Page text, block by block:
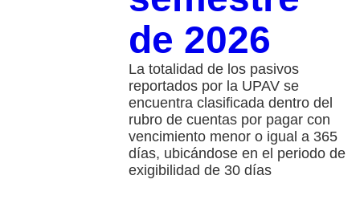
de 2026
La totalidad de los pasivos
reportados por la UPAV se
encuentra clasificada dentro del
rubro de cuentas por pagar con
vencimiento menor o igual a 365
días, ubicándose en el periodo de
exigibilidad de 30 días